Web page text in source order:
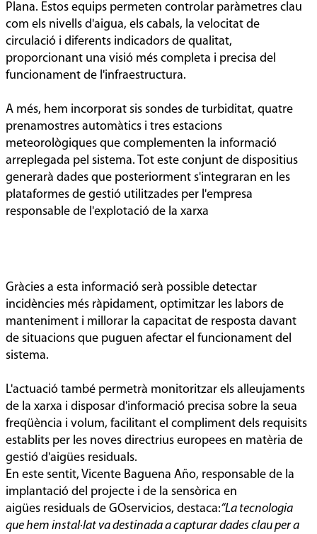
Plana. Estos equips permeten controlar paràmetres clau
com els nivells d'aigua, els cabals, la velocitat de
circulació i diferents indicadors de qualitat,
proporcionant una visió més completa i precisa del
funcionament de l'infraestructura.
A més, hem incorporat sis sondes de turbiditat, quatre
prenamostres automàtics i tres estacions
meteorològiques que complementen la informació
arreplegada pel sistema. Tot este conjunt de dispositius
generarà dades que posteriorment s'integraran en les
plataformes de gestió utilitzades per l'empresa
responsable de l'explotació de la xarxa
Gràcies a esta informació serà possible detectar
incidències més ràpidament, optimitzar les labors de
manteniment i millorar la capacitat de resposta davant
de situacions que puguen afectar el funcionament del
sistema.
L'actuació també permetrà monitoritzar els alleujaments
de la xarxa i disposar d'informació precisa sobre la seua
freqüència i volum, facilitant el compliment dels requisits
establits per les noves directrius europees en matèria de
gestió d'aigües residuals.
En este sentit, Vicente Baguena Año, responsable de la
implantació del projecte i de la sensòrica en
aigües residuals de GOservicios, destaca:“La tecnologia
que hem instal·lat va destinada a capturar dades clau per a